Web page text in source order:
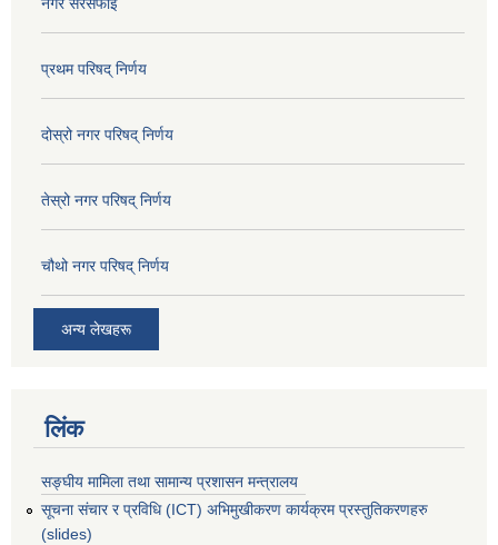
नगर सरसफाई
प्रथम परिषद् निर्णय
दोस्रो नगर परिषद् निर्णय
तेस्रो नगर परिषद् निर्णय
चौथो नगर परिषद् निर्णय
अन्य लेखहरू
लिंक
सङ्घीय मामिला तथा सामान्य प्रशासन मन्त्रालय
सूचना संचार र प्रविधि (ICT) अभिमुखीकरण कार्यक्रम प्रस्तुतिकरणहरु
(slides)